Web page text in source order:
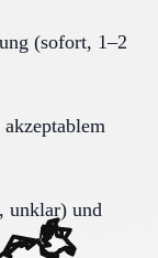
(sofort, 1–2
unklar) und